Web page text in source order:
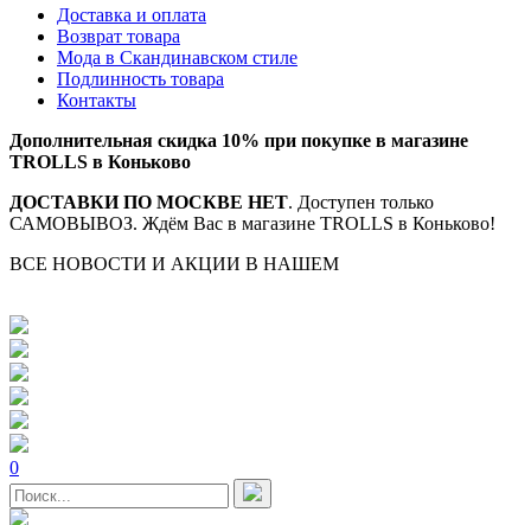
Доставка и оплата
Возврат товара
Мода в Скандинавском стиле
Подлинность товара
Контакты
Дополнительная скидка 10% при покупке в магазине
TROLLS в Коньково
ДОСТАВКИ ПО МОСКВЕ НЕТ. Доступен только
САМОВЫВОЗ. Ждём Вас в магазине TROLLS в Коньково!
ВСЕ НОВОСТИ И АКЦИИ В НАШЕМ
0